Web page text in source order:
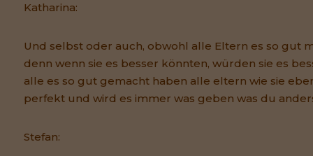
Katharina:
Und selbst oder auch, obwohl alle Eltern es so gut
denn wenn sie es besser könnten, würden sie es
alle es so gut gemacht haben alle eltern wie sie
perfekt und wird es immer was geben was du
Stefan: